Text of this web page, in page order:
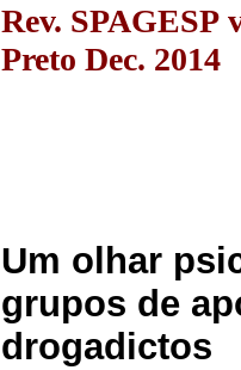
Rev. SPAGESP
Preto Dec. 2014
Um olhar
grupos de
drogadictos